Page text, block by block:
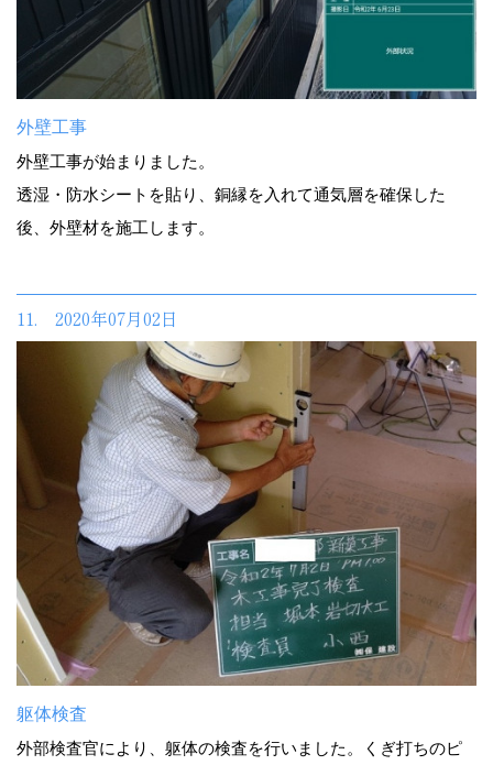
外壁工事
外壁工事が始まりました。
透湿・防水シートを貼り、銅縁を入れて通気層を確保した
後、外壁材を施工します。
11. 2020年07月02日
躯体検査
外部検査官により、躯体の検査を行いました。くぎ打ちのピ